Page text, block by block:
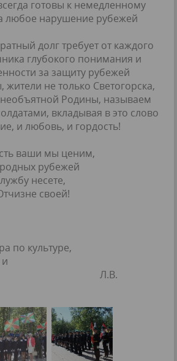
готовы к немедленному
любое нарушение рубежей
долг требует от каждого
глубокого понимания и
за защиту рубежей
не только Светогорска,
Родины, называем
вкладывая в это слово
и любовь, и гордость!
ваши мы ценим,
рубежей
несете,
своей!
по культуре,
Л.В.